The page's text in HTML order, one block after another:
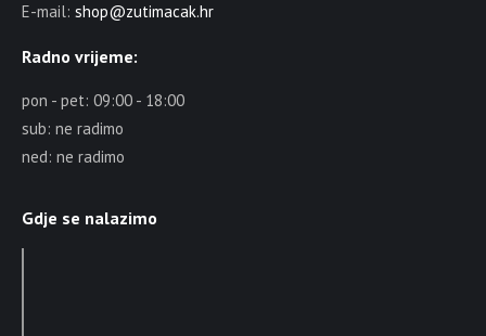
E-mail: shop@zutimacak.hr
Radno vrijeme:
pon - pet: 09:00 - 18:00
sub: ne radimo
ned: ne radimo
Gdje se nalazimo